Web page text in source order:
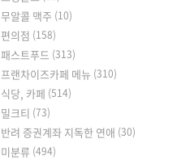
무알콜 맥주 (10)
편의점 (158)
패스트푸드 (313)
프랜차이즈카페 메뉴 (310)
식당, 카페 (514)
밀크티 (73)
반려 증권계좌 지독한 연애 (30)
미분류 (494)